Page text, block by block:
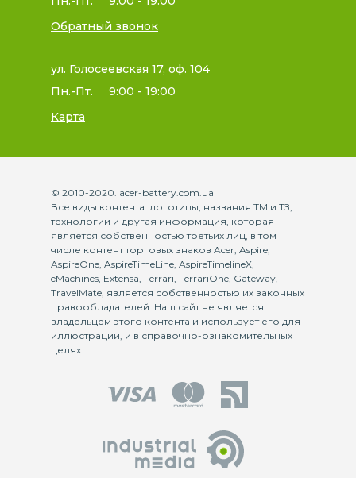
Обратный звонок
ул. Голосеевская 17, оф. 104
Пн.-Пт.
9:00 - 19:00
Карта
© 2010-2020. acer-battery.com.ua
Все виды контента: логотипы, названия ТМ и ТЗ,
технологии и другая информация, которая
является собственностью третьих лиц, в том
числе контент торговых знаков Acer, Aspire,
AspireOne, AspireTimeLine, AspireTimelineX,
eMachines, Extensa, Ferrari, FerrariOne, Gateway,
TravelMate, является собственностью их законных
правообладателей. Наш сайт не является
владельцем этого контента и использует его для
иллюстрации, и в справочно-ознакомительных
целях.